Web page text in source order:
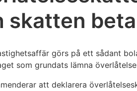
skatten
görs på ett sådant
som grundats lämna
att deklarera